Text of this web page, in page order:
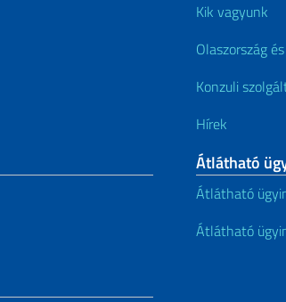
Kik vagyunk
Olaszország
Konzuli
Hírek
Átlátható
Átlátható
Átlátható